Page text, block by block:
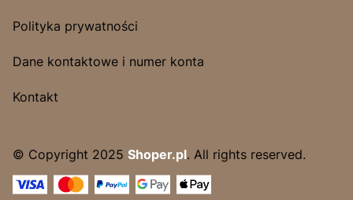
Polityka prywatności
Dane kontaktowe i numer konta
Kontakt
© Copyright 2025 Shoper.pl. All rights reserved.